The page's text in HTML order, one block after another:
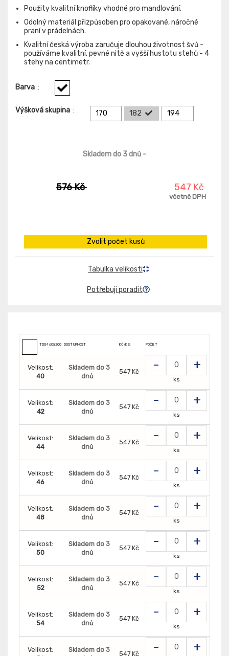
Použity kvalitní knoflíky vhodné pro mandlování.
Odolný materiál přizpůsoben pro opakované, náročné
praní v prádelnách.
Kvalitní česká výroba zaručuje dlouhou životnost švů -
používáme kvalitní, pevné nitě a vyšší hustotu stehů - 4
stehy na centimetr.
Barva :
Výšková skupina : 170 182 194
Skladem do 3 dnů -
576 Kč 547 Kč
včetně DPH
Zvolit počet kusů
Tabulka velikosti
Potřebuji poradit
TD0460820000000DOSTUPNOST KČ/KS: POČET
Velikost:
40
Skladem do 3
dnů
547 Kč - +
ks
Velikost:
42
Skladem do 3
dnů
547 Kč - +
ks
Velikost:
44
Skladem do 3
dnů
547 Kč - +
ks
Velikost:
46
Skladem do 3
dnů
547 Kč - +
ks
Velikost:
48
Skladem do 3
dnů
547 Kč - +
ks
Velikost:
50
Skladem do 3
dnů
547 Kč - +
ks
Velikost:
52
Skladem do 3
dnů
547 Kč - +
ks
Velikost:
54
Skladem do 3
dnů
547 Kč - +
ks
Velikost:
Skladem do 3
547 Kč - +